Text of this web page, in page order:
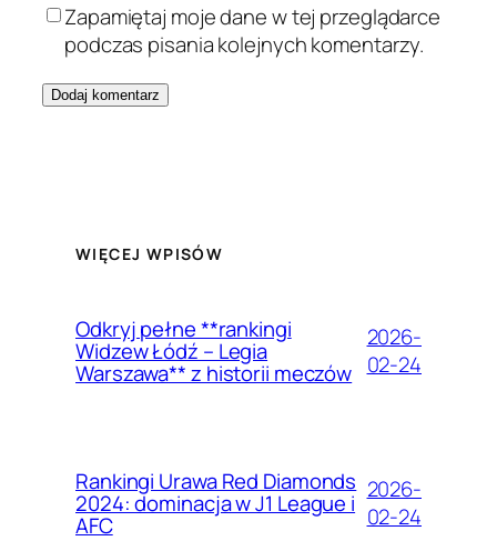
Zapamiętaj moje dane w tej przeglądarce
podczas pisania kolejnych komentarzy.
WIĘCEJ WPISÓW
Odkryj pełne **rankingi
Widzew Łódź – Legia
Warszawa** z historii meczów
2026-
02-24
Rankingi Urawa Red Diamonds
2024: dominacja w J1 League i
AFC
2026-
02-24